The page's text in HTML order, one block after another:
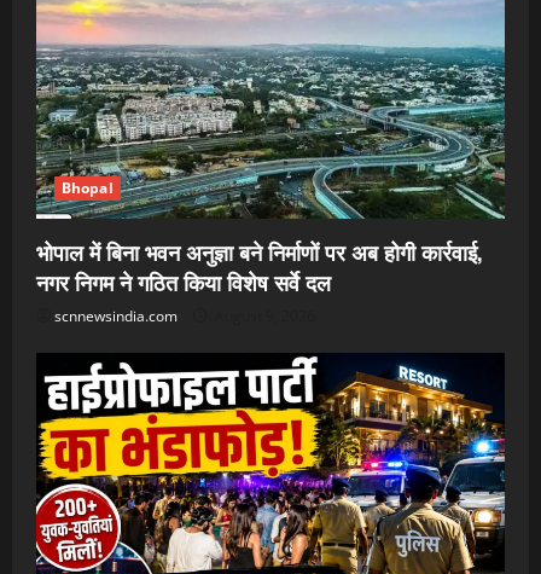
Bhopal
भोपाल में बिना भवन अनुज्ञा बने निर्माणों पर अब होगी कार्रवाई,
नगर निगम ने गठित किया विशेष सर्वे दल
scnnewsindia.com